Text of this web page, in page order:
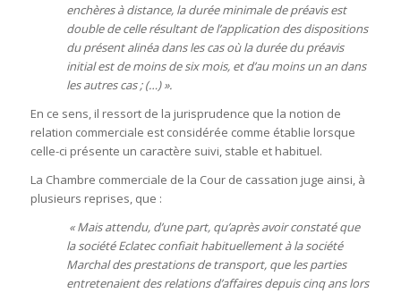
enchères à distance, la durée minimale de préavis est
double de celle résultant de l’application des dispositions
du présent alinéa dans les cas où la durée du préavis
initial est de moins de six mois, et d’au moins un an dans
les autres cas ; (…) ».
En ce sens, il ressort de la jurisprudence que la notion de
relation commerciale est considérée comme établie lorsque
celle-ci présente un caractère suivi, stable et habituel.
La Chambre commerciale de la Cour de cassation juge ainsi, à
plusieurs reprises, que :
« Mais attendu, d’une part, qu’après avoir constaté que
la société Eclatec confiait habituellement à la société
Marchal des prestations de transport, que les parties
entretenaient des relations d’affaires depuis cinq ans lors